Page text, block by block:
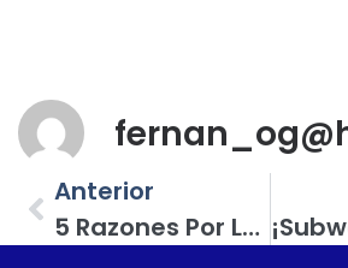
Anterior
5 Razones Por Las Que Una Alarma Del Mercado Secundario Es Mejor Que El Sistema De Seguridad OEM